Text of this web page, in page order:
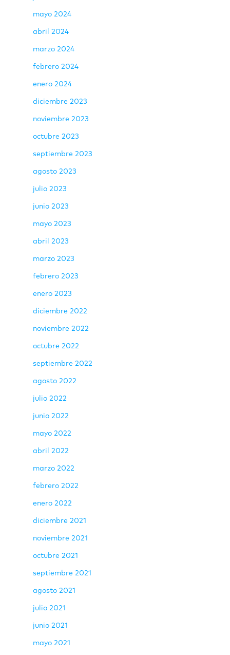
mayo 2024
abril 2024
marzo 2024
febrero 2024
enero 2024
diciembre 2023
noviembre 2023
octubre 2023
septiembre 2023
agosto 2023
julio 2023
junio 2023
mayo 2023
abril 2023
marzo 2023
febrero 2023
enero 2023
diciembre 2022
noviembre 2022
octubre 2022
septiembre 2022
agosto 2022
julio 2022
junio 2022
mayo 2022
abril 2022
marzo 2022
febrero 2022
enero 2022
diciembre 2021
noviembre 2021
octubre 2021
septiembre 2021
agosto 2021
julio 2021
junio 2021
mayo 2021